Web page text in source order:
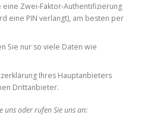
eine Zwei-Faktor-Authentifizierung
eine PIN verlangt), am besten per
Sie nur so viele Daten wie
Ihres Hauptanbieters
Drittanbieter.
uns oder rufen Sie uns an: